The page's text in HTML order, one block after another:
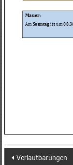
Post
Verlautbarungen